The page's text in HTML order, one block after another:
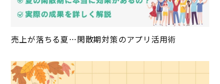
売上が落ちる夏…閑散期対策のアプリ活用術